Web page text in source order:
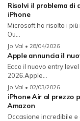
Risolvi il problema di
iPhone
Microsoft ha risolto i
Ou...
Jo Val • 28/04/2026
Apple annuncia il
Ecco il nuovo entry
2026.Apple...
Jo Val • 02/03/2026
iPhone Air al prezzo
Amazon
Occasione incredibile